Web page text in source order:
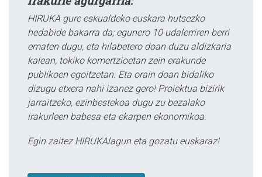
HIRUKA gure eskualdeko euskara hutsezko
hedabide bakarra da; egunero 10 udalerriren berri
ematen dugu, eta hilabetero doan duzu aldizkaria
kalean, tokiko komertzioetan zein erakunde
publikoen egoitzetan. Eta orain doan bidaliko
dizugu etxera nahi izanez gero! Proiektua bizirik
jarraitzeko, ezinbestekoa dugu zu bezalako
irakurleen babesa eta ekarpen ekonomikoa.
Egin zaitez HIRUKAlagun eta gozatu euskaraz!